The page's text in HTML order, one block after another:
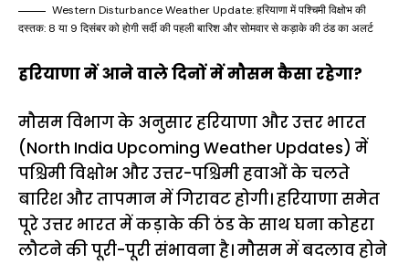
Western Disturbance Weather Update: हरियाणा में पश्चिमी विक्षोभ की
दस्तक: 8 या 9 दिसंबर को होगी सर्दी की पहली बारिश और सोमवार से कड़ाके की ठंड का अलर्ट
हरियाणा में आने वाले दिनों में मौसम कैसा रहेगा?
मौसम विभाग के अनुसार हरियाणा और उत्तर भारत
(North India Upcoming Weather Updates) में
पश्चिमी विक्षोभ और उत्तर-पश्चिमी हवाओं के चलते
बारिश और तापमान में गिरावट होगी। हरियाणा समेत
पूरे उत्तर भारत में कड़ाके की ठंड के साथ घना कोहरा
लौटने की पूरी-पूरी संभावना है। मौसम में बदलाव होने